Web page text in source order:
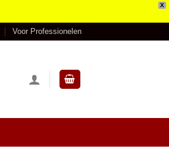
X
Voor Professionelen